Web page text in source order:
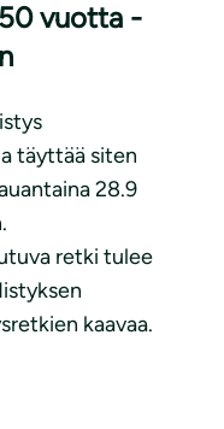
vuotta -
täyttää siten
28.9
retki tulee
kaavaa.